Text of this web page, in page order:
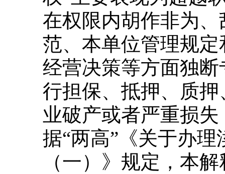
在权限内胡作非为
范、本单位管理规
经营决策等方面独
行担保、抵押、质
业破产或者严重损
据“两高”《关于办
（一）》规定，本